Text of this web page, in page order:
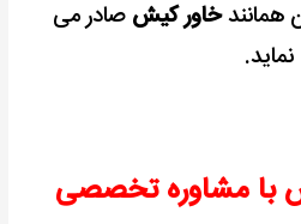
همانندخاور کیش صادر می
نماید.
با مشاوره تخصصی